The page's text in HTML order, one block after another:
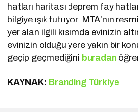
hatları haritası deprem fay
bilgiye ışık tutuyor. MTA’nın
yer alan ilgili kısımda evinizin
evinizin olduğu yere yakın bir
geçip geçmediğini buradan
KAYNAK: Branding Türkiye